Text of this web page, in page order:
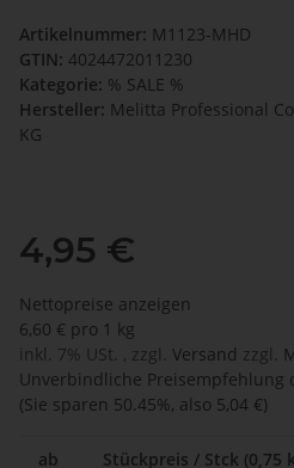
Artikelnummer: M1123-MHD
GTIN: 4024472011230
Kategorie: % SALE %
Hersteller: Melitta Professional
KG
4,95 €
Nettopreise anzeigen
6,60 € pro 1 kg
inkl. 7% USt. , zzgl. Versand zzgl.
Unverbindliche Preisempfehlung
(Sie sparen 50.45%, also 5,04 €)
ab Stückpreis / Stck (0,75